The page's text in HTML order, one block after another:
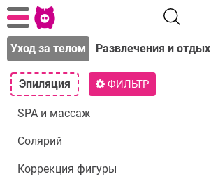
Уход за телом Развлечения и отдых
Эпиляция ФИЛЬТР
SPA и массаж
Солярий
Коррекция фигуры